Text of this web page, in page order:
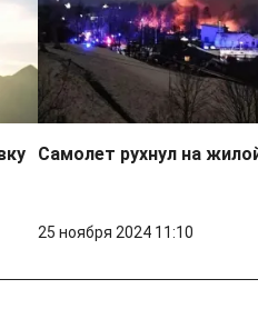
Самолет рухнул на
25 ноября 2024 11:10